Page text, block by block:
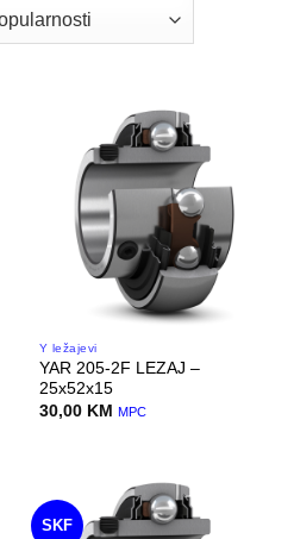
Y ležajevi
YAR 205-2F LEZAJ –
25x52x15
30,00 KM MPC
SKF